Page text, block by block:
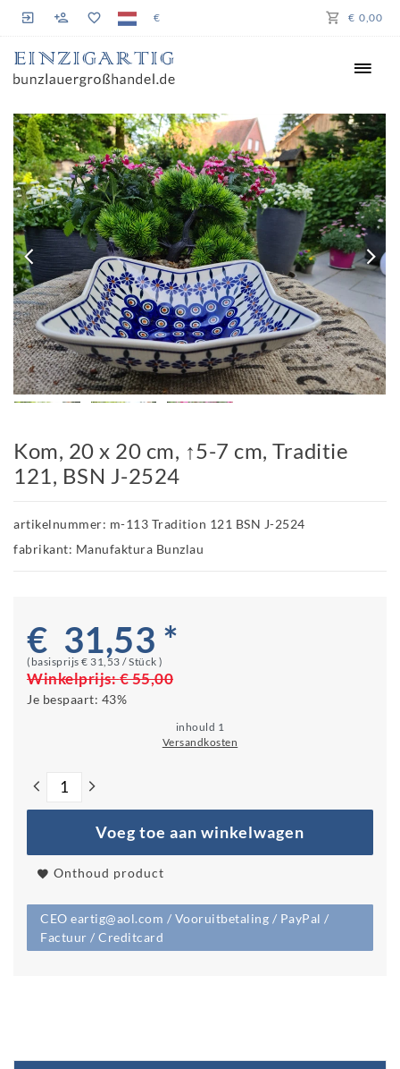
€ € 0,00
Kom, 20 x 20 cm, ↑5-7 cm, Traditie
121, BSN J-2524
artikelnummer: m-113 Tradition 121 BSN J-2524
fabrikant: Manufaktura Bunzlau
€ 31,53 *
(basisprijs € 31,53 / Stück )
Winkelprijs:€ 55,00
Je bespaart: 43%
inhould 1
Versandkosten
Voeg toe aan winkelwagen
Onthoud product
CEO eartig@aol.com / Vooruitbetaling / PayPal /
Factuur / Creditcard